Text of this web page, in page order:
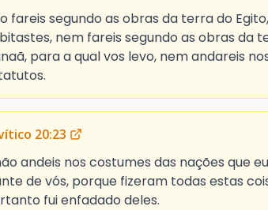
fareis segundo as obras da terra do
nem fareis segundo as obras da
para a qual vos levo, nem andareis
20:23
andeis nos costumes das nações que
de vós, porque fizeram todas estas
fui enfadado deles.